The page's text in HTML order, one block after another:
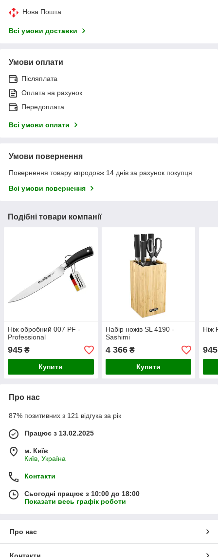
Нова Пошта
Всі умови доставки
Умови оплати
Післяплата
Оплата на рахунок
Передоплата
Всі умови оплати
Умови повернення
Повернення товару впродовж 14 днів за рахунок покупця
Всі умови повернення
Подібні товари компанії
Ніж обробний 007 PF -
Professional
945 ₴
Купити
Набір ножів SL 4190 -
Sashimi
4 366₴
Купити
Ніж
945
Про нас
87% позитивних з 121 відгука за рік
Працює з 13.02.2025
м. Київ
Київ, Україна
Контакти
Сьогодні працює з 10:00 до 18:00
Показати весь графік роботи
Про нас